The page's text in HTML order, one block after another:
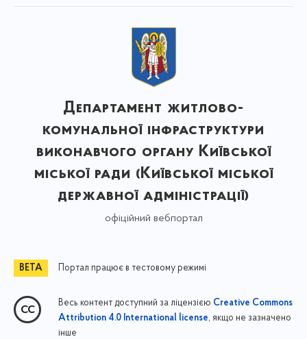
Департамент житлово-
комунальної інфраструктури
виконавчого органу Київської
міської ради (Київської міської
державної адміністрації)
офіційний вебпортал
Портал працює в тестовому режимі
Весь контент доступний за ліцензією Creative Commons
Attribution 4.0 International license, якщо не зазначено
інше